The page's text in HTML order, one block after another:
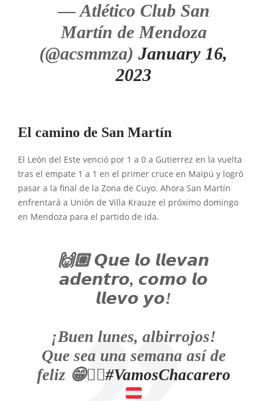
— Atlético Club San
Martín de Mendoza
(@acsmmza) January 16,
2023
El camino de San Martín
El León del Este venció por 1 a 0 a Gutierrez en la vuelta
tras el empate 1 a 1 en el primer cruce en Maipú y logró
pasar a la final de la Zona de Cuyo. Ahora San Martín
enfrentará a Unión de Villa Krauze el próximo domingo
en Mendoza para el partido de ida.
🙌🏼 𝙌𝙪𝙚 𝙡𝙤 𝙡𝙡𝙚𝙫𝙖𝙣
𝙖𝙙𝙚𝙣𝙩𝙧𝙤, 𝙘𝙤𝙢𝙤 𝙡𝙤
𝙡𝙡𝙚𝙫𝙤 𝙮𝙤!
¡Buen lunes, albirrojos!
Que sea una semana así de
feliz 😁👍🏻#VamosChacarero